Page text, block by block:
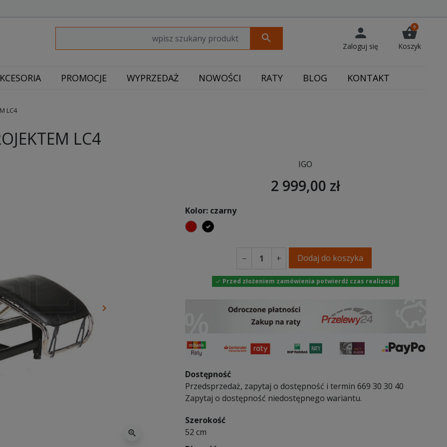
search person
Zaloguj się
shopping_basket
0
Koszyk
PROMOCJE WYPRZEDAŻ NOWOŚCI RATY BLOG KONTAKT
LC4
LC4
Następny
keyboard_arrow_right
zoom_in
IGO
2 999,00 zł
Kolor: czarny
czerwony
czarny
− + Dodaj do koszyka
 Przed złożeniem zamówienia potwierdź czas realizacji
Dostępność
Przedsprzedaż, zapytaj o dostępność i termin 669 30 30 40
Zapytaj o dostępność niedostępnego wariantu.
Szerokość
52 cm